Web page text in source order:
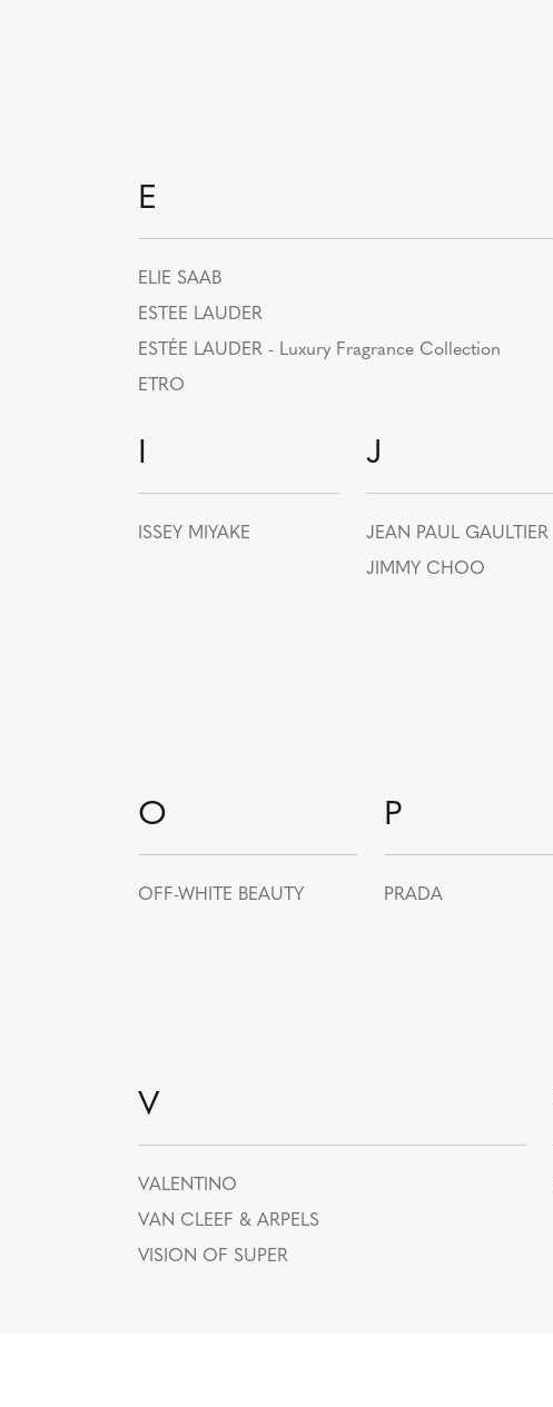
E
ELIE SAAB
ESTEE LAUDER
ESTÉE LAUDER - Luxury Fragrance Collection
ETRO
I
ISSEY MIYAKE
J
JEAN PAUL GAULTIER
JIMMY CHOO
O
OFF-WHITE BEAUTY
P
PRADA
V
VALENTINO
VAN CLEEF & ARPELS
VISION OF SUPER